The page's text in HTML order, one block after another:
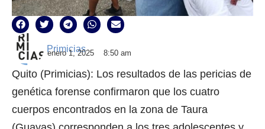
Primicias
enero 1, 2025 8:50 am
Quito (Primicias): Los resultados de las pericias de
genética forense confirmaron que los cuatro
cuerpos encontrados en la zona de Taura